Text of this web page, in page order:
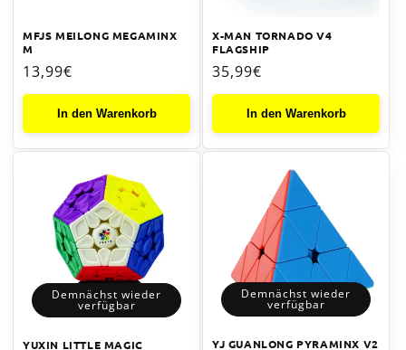
MFJS MEILONG MEGAMINX
M
Normaler
Preis
13,99€
In den Warenkorb
X-MAN TORNADO V4
FLAGSHIP
Normaler
Preis
35,99€
In den Warenkorb
Demnächst wieder
verfügbar
YUXIN LITTLE MAGIC
Demnächst wieder
verfügbar
YJ GUANLONG PYRAMINX V2